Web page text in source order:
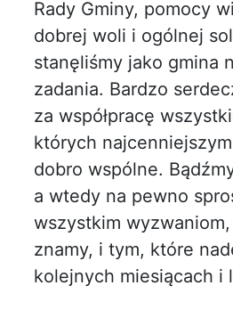
Rady Gminy, pomocy
dobrej woli i ogólnej
stanęliśmy jako gmina
zadania. Bardzo
za współpracę
których
dobro wspólne.
a wtedy na pewno
wszystkim
znamy, i tym, które
kolejnych miesiącach i